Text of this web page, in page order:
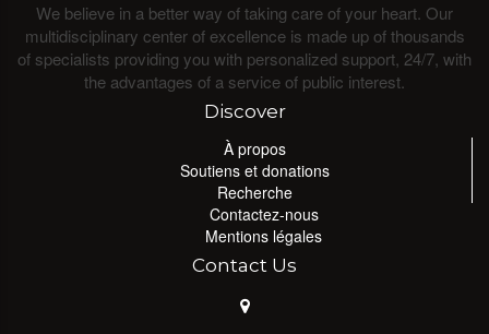
We believe in a better way of taking care of your heart. Our
multidisciplinary center of excellence is made up of thousands
of specialists providing you with personalized support, 24/7, with
the advantages of a service of public interest.
Discover
À propos
Soutiens et donations
Recherche
Contactez-nous
Mentions légales
Contact Us